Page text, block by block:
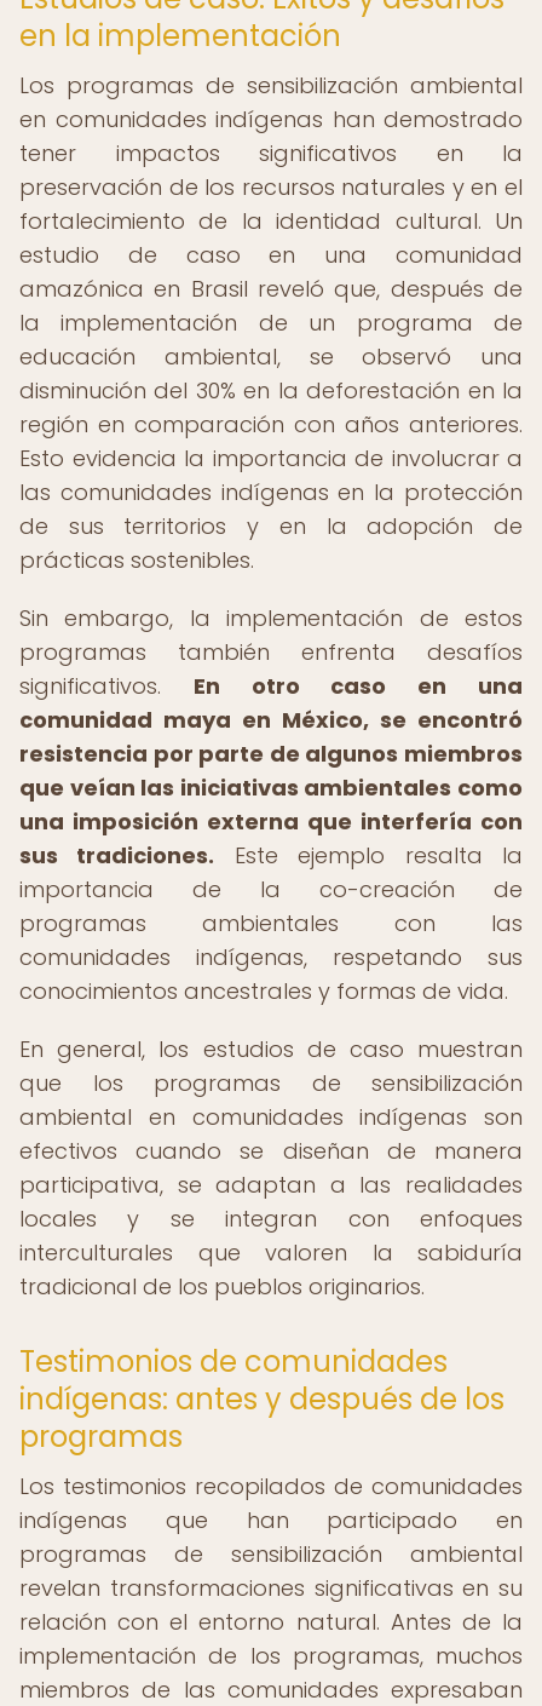
en la implementación
Los programas de sensibilización ambiental
en comunidades indígenas han demostrado
tener impactos significativos en la
preservación de los recursos naturales y en el
fortalecimiento de la identidad cultural. Un
estudio de caso en una comunidad
amazónica en Brasil reveló que, después de
la implementación de un programa de
educación ambiental, se observó una
disminución del 30% en la deforestación en la
región en comparación con años anteriores.
Esto evidencia la importancia de involucrar a
las comunidades indígenas en la protección
de sus territorios y en la adopción de
prácticas sostenibles.
Sin embargo, la implementación de estos
programas también enfrenta desafíos
significativos. En otro caso en una
comunidad maya en México, se encontró
resistencia por parte de algunos miembros
que veían las iniciativas ambientales como
una imposición externa que interfería con
sus tradiciones. Este ejemplo resalta la
importancia de la co-creación de
programas ambientales con las
comunidades indígenas, respetando sus
conocimientos ancestrales y formas de vida.
En general, los estudios de caso muestran
que los programas de sensibilización
ambiental en comunidades indígenas son
efectivos cuando se diseñan de manera
participativa, se adaptan a las realidades
locales y se integran con enfoques
interculturales que valoren la sabiduría
tradicional de los pueblos originarios.
Testimonios de comunidades
indígenas: antes y después de los
programas
Los testimonios recopilados de comunidades
indígenas que han participado en
programas de sensibilización ambiental
revelan transformaciones significativas en su
relación con el entorno natural. Antes de la
implementación de los programas, muchos
miembros de las comunidades expresaban